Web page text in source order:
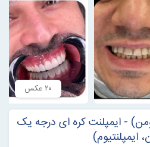
۲۰ عکس
- ایمپلنت کره ای درجه یک
ایمپلنتیوم)